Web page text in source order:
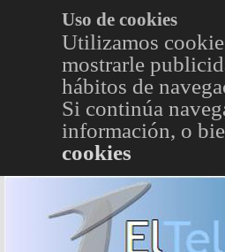
Uso de cookies
Utilizamos
mostrarle
hábitos de
Si continúa
información, o
cookies